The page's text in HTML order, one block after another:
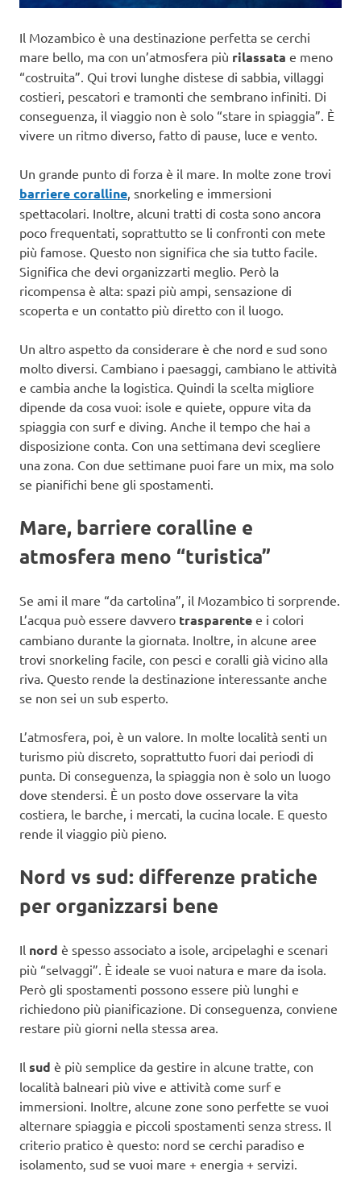
Il Mozambico è una destinazione perfetta se cerchi
mare bello, ma con un’atmosfera più rilassata e meno
“costruita”. Qui trovi lunghe distese di sabbia, villaggi
costieri, pescatori e tramonti che sembrano infiniti. Di
conseguenza, il viaggio non è solo “stare in spiaggia”. È
vivere un ritmo diverso, fatto di pause, luce e vento.
Un grande punto di forza è il mare. In molte zone trovi
barriere coralline, snorkeling e immersioni
spettacolari. Inoltre, alcuni tratti di costa sono ancora
poco frequentati, soprattutto se li confronti con mete
più famose. Questo non significa che sia tutto facile.
Significa che devi organizzarti meglio. Però la
ricompensa è alta: spazi più ampi, sensazione di
scoperta e un contatto più diretto con il luogo.
Un altro aspetto da considerare è che nord e sud sono
molto diversi. Cambiano i paesaggi, cambiano le attività
e cambia anche la logistica. Quindi la scelta migliore
dipende da cosa vuoi: isole e quiete, oppure vita da
spiaggia con surf e diving. Anche il tempo che hai a
disposizione conta. Con una settimana devi scegliere
una zona. Con due settimane puoi fare un mix, ma solo
se pianifichi bene gli spostamenti.
Mare, barriere coralline e
atmosfera meno “turistica”
Se ami il mare “da cartolina”, il Mozambico ti sorprende.
L’acqua può essere davvero trasparente e i colori
cambiano durante la giornata. Inoltre, in alcune aree
trovi snorkeling facile, con pesci e coralli già vicino alla
riva. Questo rende la destinazione interessante anche
se non sei un sub esperto.
L’atmosfera, poi, è un valore. In molte località senti un
turismo più discreto, soprattutto fuori dai periodi di
punta. Di conseguenza, la spiaggia non è solo un luogo
dove stendersi. È un posto dove osservare la vita
costiera, le barche, i mercati, la cucina locale. E questo
rende il viaggio più pieno.
Nord vs sud: differenze pratiche
per organizzarsi bene
Il nord è spesso associato a isole, arcipelaghi e scenari
più “selvaggi”. È ideale se vuoi natura e mare da isola.
Però gli spostamenti possono essere più lunghi e
richiedono più pianificazione. Di conseguenza, conviene
restare più giorni nella stessa area.
Il sud è più semplice da gestire in alcune tratte, con
località balneari più vive e attività come surf e
immersioni. Inoltre, alcune zone sono perfette se vuoi
alternare spiaggia e piccoli spostamenti senza stress. Il
criterio pratico è questo: nord se cerchi paradiso e
isolamento, sud se vuoi mare + energia + servizi.